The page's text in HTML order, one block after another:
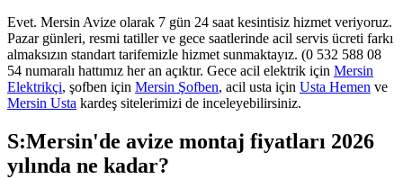
Evet. Mersin Avize olarak 7 gün 24 saat kesintisiz hizmet veriyoruz.
Pazar günleri, resmi tatiller ve gece saatlerinde acil servis ücreti farkı
almaksızın standart tarifemizle hizmet sunmaktayız. (0 532 588 08
54 numaralı hattımız her an açıktır. Gece acil elektrik için Mersin
Elektrikçi, şofben için Mersin Şofben, acil usta için Usta Hemen ve
Mersin Usta kardeş sitelerimizi de inceleyebilirsiniz.
S:Mersin'de avize montaj fiyatları 2026
yılında ne kadar?